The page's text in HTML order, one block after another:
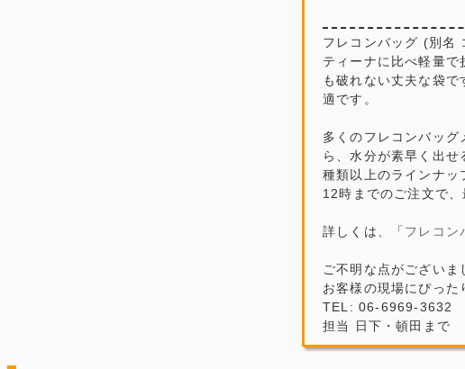
フレコンバッグ (別名
ティーナに比べ軽量
も破れない丈夫な袋
適です。
多くのフレコンバッ
ら、水分が素早く出
種類以上のラインナッ
12時までのご注文で
詳しくは、「 フレコン
ご不明な点がございま
お客様の現場にぴった
TEL: 06-6969-3632
担当 日下・頓田まで